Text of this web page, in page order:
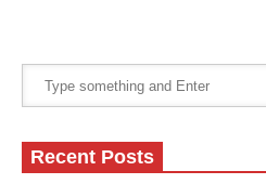
Recent Posts